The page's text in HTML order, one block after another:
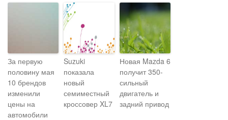
За первую
половину мая
10 брендов
изменили
цены на
автомобили
Suzuki
показала
новый
семиместный
кроссовер XL7
Новая Mazda 6
получит 350-
сильный
двигатель и
задний привод